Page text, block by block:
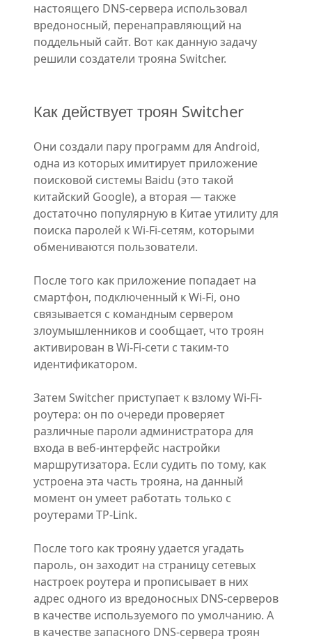
настоящего DNS-сервера использовал
вредоносный, перенаправляющий на
поддельный сайт. Вот как данную задачу
решили создатели трояна Switcher.
Как действует троян Switcher
Они создали пару программ для Android,
одна из которых имитирует приложение
поисковой системы Baidu (это такой
китайский Google), а вторая — также
достаточно популярную в Китае утилиту для
поиска паролей к Wi-Fi-сетям, которыми
обмениваются пользователи.
После того как приложение попадает на
смартфон, подключенный к Wi-Fi, оно
связывается с командным сервером
злоумышленников и сообщает, что троян
активирован в Wi-Fi-сети с таким-то
идентификатором.
Затем Switcher приступает к взлому Wi-Fi-
роутера: он по очереди проверяет
различные пароли администратора для
входа в веб-интерфейс настройки
маршрутизатора. Если судить по тому, как
устроена эта часть трояна, на данный
момент он умеет работать только с
роутерами TP-Link.
После того как трояну удается угадать
пароль, он заходит на страницу сетевых
настроек роутера и прописывает в них
адрес одного из вредоносных DNS-серверов
в качестве используемого по умолчанию. А
в качестве запасного DNS-сервера троян